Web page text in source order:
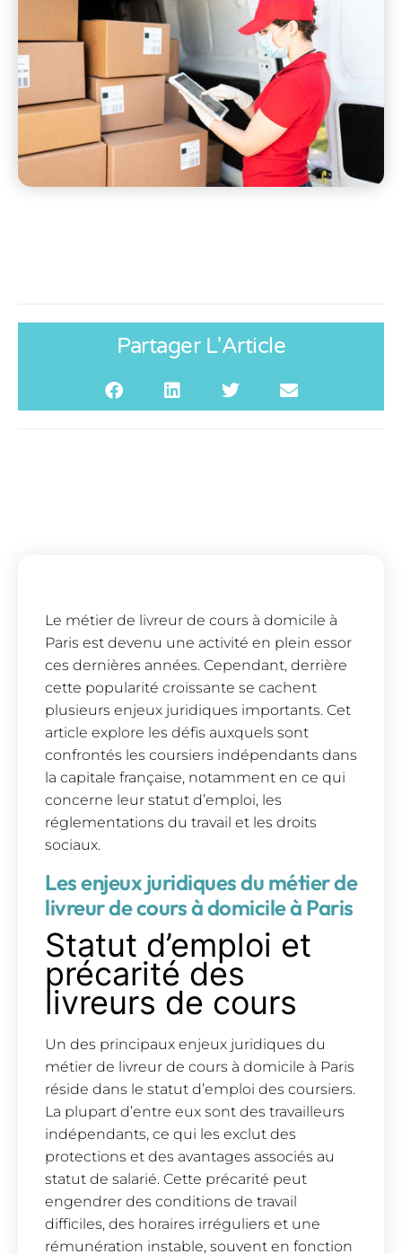
Partager L'Article
Le métier de livreur de cours à domicile à
Paris est devenu une activité en plein essor
ces dernières années. Cependant, derrière
cette popularité croissante se cachent
plusieurs enjeux juridiques importants. Cet
article explore les défis auxquels sont
confrontés les coursiers indépendants dans
la capitale française, notamment en ce qui
concerne leur statut d’emploi, les
réglementations du travail et les droits
sociaux.
Les enjeux juridiques du métier de
livreur de cours à domicile à Paris
Statut d’emploi et
précarité des
livreurs de cours
Un des principaux enjeux juridiques du
métier de livreur de cours à domicile à Paris
réside dans le statut d’emploi des coursiers.
La plupart d’entre eux sont des travailleurs
indépendants, ce qui les exclut des
protections et des avantages associés au
statut de salarié. Cette précarité peut
engendrer des conditions de travail
difficiles, des horaires irréguliers et une
rémunération instable, souvent en fonction